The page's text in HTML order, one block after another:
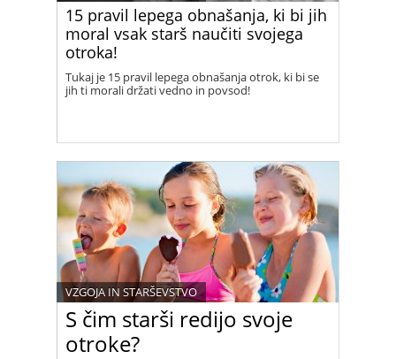
15 pravil lepega obnašanja, ki bi jih
moral vsak starš naučiti svojega
otroka!
Tukaj je 15 pravil lepega obnašanja otrok, ki bi se
jih ti morali držati vedno in povsod!
S čim starši redijo svoje
otroke?
VZGOJA IN STARŠEVSTVO